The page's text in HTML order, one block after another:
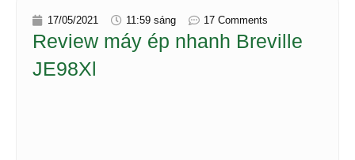
17/05/2021 11:59 sáng 17 Comments
Review máy ép nhanh Breville
JE98Xl